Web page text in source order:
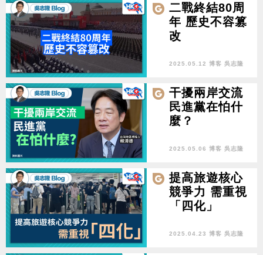
二戰終結80周
年 歷史不容篡
改
2025.05.12 博客 吳志隆
干擾兩岸交流
民進黨在怕什
麼？
2025.05.06 博客 吳志隆
提高旅遊核心
競爭力 需重視
「四化」
2025.04.23 博客 吳志隆